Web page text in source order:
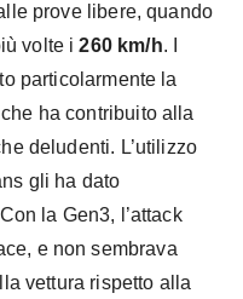
prove libere, quando
volte i260 km/h. I
particolarmente la
ha contribuito alla
deludenti. L’utilizzo
gli ha dato
la Gen3, l’attack
e non sembrava
vettura rispetto alla